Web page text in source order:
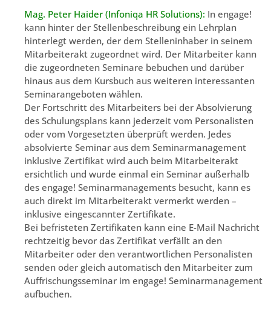
Mag. Peter Haider (Infoniqa HR Solutions): In engage!
kann hinter der Stellenbeschreibung ein Lehrplan
hinterlegt werden, der dem Stelleninhaber in seinem
Mitarbeiterakt zugeordnet wird. Der Mitarbeiter kann
die zugeordneten Seminare bebuchen und darüber
hinaus aus dem Kursbuch aus weiteren interessanten
Seminarangeboten wählen.
Der Fortschritt des Mitarbeiters bei der Absolvierung
des Schulungsplans kann jederzeit vom Personalisten
oder vom Vorgesetzten überprüft werden. Jedes
absolvierte Seminar aus dem Seminarmanagement
inklusive Zertifikat wird auch beim Mitarbeiterakt
ersichtlich und wurde einmal ein Seminar außerhalb
des engage! Seminarmanagements besucht, kann es
auch direkt im Mitarbeiterakt vermerkt werden –
inklusive eingescannter Zertifikate.
Bei befristeten Zertifikaten kann eine E-Mail Nachricht
rechtzeitig bevor das Zertifikat verfällt an den
Mitarbeiter oder den verantwortlichen Personalisten
senden oder gleich automatisch den Mitarbeiter zum
Auffrischungsseminar im engage! Seminarmanagement
aufbuchen.